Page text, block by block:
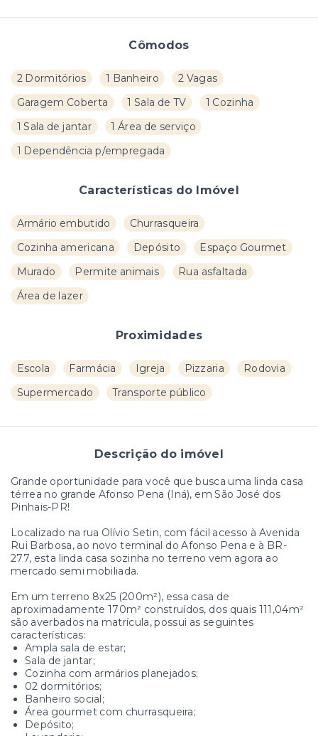
Cômodos
2 Dormitórios 1 Banheiro
2 Vagas
Garagem Coberta
1 Sala de TV
1 Cozinha
1 Sala de jantar
1 Área de serviço
1 Dependência p/empregada
Características do Imóvel
Armário embutido
Churrasqueira
Cozinha americana
Depósito
Espaço Gourmet
Murado
Permite animais
Rua asfaltada
Área de lazer
Proximidades
Escola Farmácia Igreja Pizzaria
Rodovia
Supermercado
Transporte público
Descrição do imóvel
Grande oportunidade para você que busca uma linda casa
térrea no grande Afonso Pena (Iná), em São José dos
Pinhais-PR!
Localizado na rua Olívio Setin, com fácil acesso à Avenida
Rui Barbosa, ao novo terminal do Afonso Pena e à BR-
277, esta linda casa sozinha no terreno vem agora ao
mercado semi mobiliada.
Em um terreno 8x25 (200m²), essa casa de
aproximadamente 170m² construídos, dos quais 111,04m²
são averbados na matrícula, possui as seguintes
características:
Ampla sala de estar;
Sala de jantar;
Cozinha com armários planejados;
02 dormitórios;
Banheiro social;
Área gourmet com churrasqueira;
Depósito;